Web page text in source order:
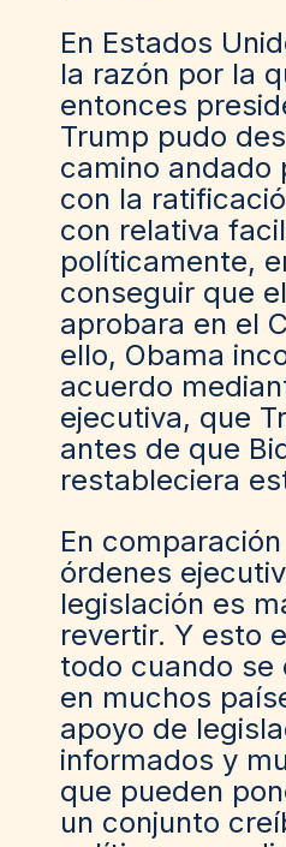
En Estados
la razón por la
entonces
Trump pudo
camino andado
con la
con relativa
políticamente,
conseguir que
aprobara en el
ello, Obama
acuerdo
ejecutiva, que
antes de que
restableciera
En
órdenes
legislación es
revertir. Y esto
todo cuando
en muchos
apoyo de
informados y
que pueden
un conjunto